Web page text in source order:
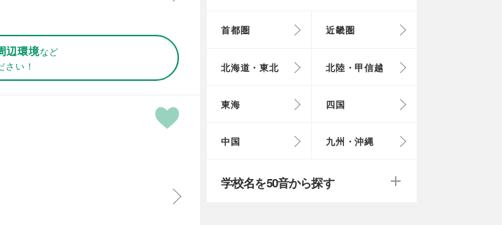
辺環境など
い！
首都圏 近畿圏
北海道・東北 北陸・甲信越
東海 四国
中国 九州・沖縄
学校名を50音から探す